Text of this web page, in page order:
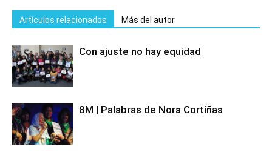
Artículos relacionados Más del autor
Con ajuste no hay equidad
8M | Palabras de Nora Cortiñas